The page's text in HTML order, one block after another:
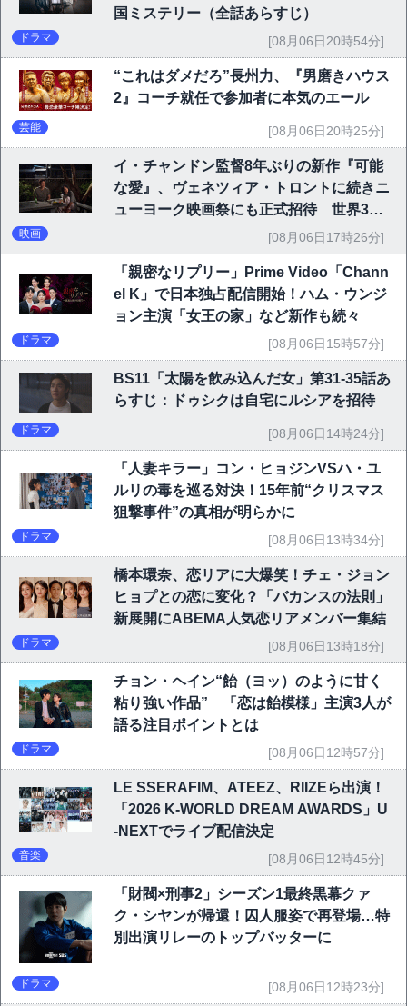
国ミステリー（全話あらすじ）
ドラマ [08月06日20時54分]
“これはダメだろ”長州力、『男磨きハウス
2』コーチ就任で参加者に本気のエール
芸能 [08月06日20時25分]
イ・チャンドン監督8年ぶりの新作『可能
な愛』、ヴェネツィア・トロントに続きニ
ューヨーク映画祭にも正式招待 世界3大
映画祭で快挙｜Netflix映画
映画 [08月06日17時26分]
「親密なリプリー」Prime Video「Chann
el K」で日本独占配信開始！ハム・ウンジ
ョン主演「女王の家」など新作も続々
ドラマ [08月06日15時57分]
BS11「太陽を飲み込んだ女」第31-35話あ
らすじ：ドゥシクは自宅にルシアを招待
ドラマ [08月06日14時24分]
「人妻キラー」コン・ヒョジンVSハ・ユ
ルリの毒を巡る対決！15年前“クリスマス
狙撃事件”の真相が明らかに
ドラマ [08月06日13時34分]
橋本環奈、恋リアに大爆笑！チェ・ジョン
ヒョプとの恋に変化？「バカンスの法則」
新展開にABEMA人気恋リアメンバー集結
ドラマ [08月06日13時18分]
チョン・ヘイン“飴（ヨッ）のように甘く
粘り強い作品” 「恋は飴模様」主演3人が
語る注目ポイントとは
ドラマ [08月06日12時57分]
LE SSERAFIM、ATEEZ、RIIZEら出演！
「2026 K-WORLD DREAM AWARDS」U
-NEXTでライブ配信決定
音楽 [08月06日12時45分]
「財閥×刑事2」シーズン1最終黒幕クァ
ク・シヤンが帰還！囚人服姿で再登場…特
別出演リレーのトップバッターに
ドラマ [08月06日12時23分]